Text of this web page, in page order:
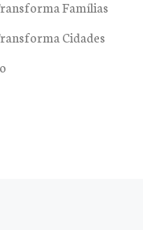
Famílias
Cidades